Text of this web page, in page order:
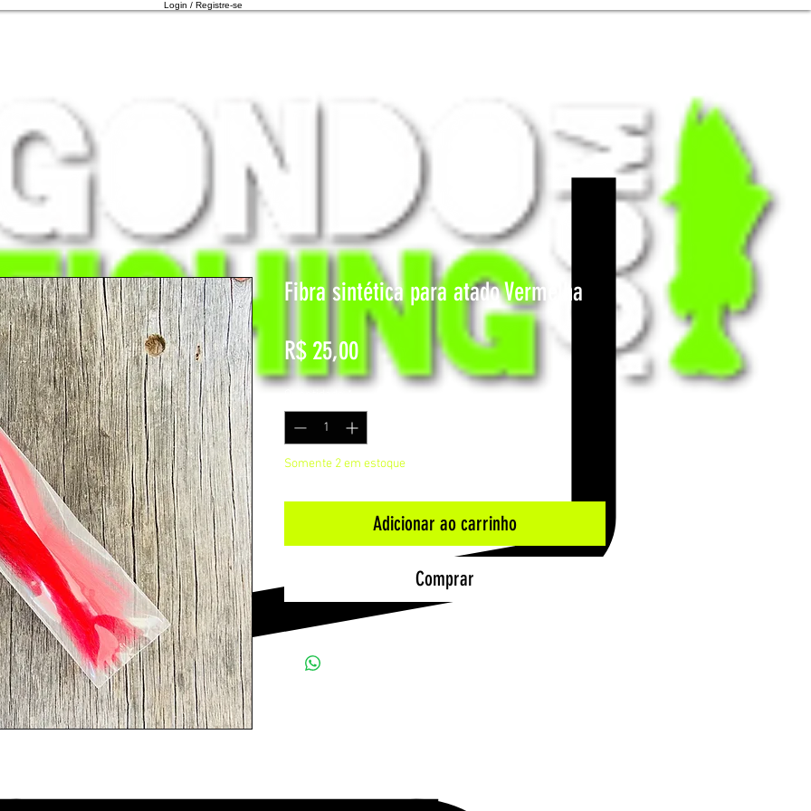
Login / Registre-se
Fibra sintética para atado Vermelha
R$ 25,00Preço
Somente 2 em estoque
Adicionar ao carrinho
Comprar